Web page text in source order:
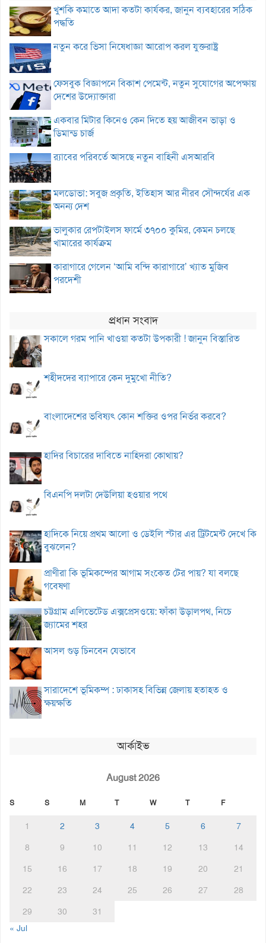
খুশকি কমাতে আদা কতটা কার্যকর, জানুন ব্যবহারের সঠিক
পদ্ধতি
নতুন করে ভিসা নিষেধাজ্ঞা আরোপ করল যুক্তরাষ্ট্র
ফেসবুক বিজ্ঞাপনে বিকাশ পেমেন্ট, নতুন সুযোগের অপেক্ষায়
দেশের উদ্যোক্তারা
একবার মিটার কিনেও কেন দিতে হয় আজীবন ভাড়া ও
ডিমান্ড চার্জ
র‌্যাবের পরিবর্তে আসছে নতুন বাহিনী এসআরবি
মলডোভা: সবুজ প্রকৃতি, ইতিহাস আর নীরব সৌন্দর্যের এক
অনন্য দেশ
ভালুকার রেপটাইলস ফার্মে ৩৭০০ কুমির, কেমন চলছে
খামারের কার্যক্রম
কারাগারে গেলেন ‘আমি বন্দি কারাগারে’ খ্যাত মুজিব
পরদেশী
প্রধান সংবাদ
সকালে গরম পানি খাওয়া কতটা উপকারী ! জানুন বিস্তারিত
শহীদদের ব্যাপারে কেন দুমুখো নীতি?
বাংলাদেশের ভবিষ্যৎ কোন শক্তির ওপর নির্ভর করবে?
হাদির বিচারের দাবিতে নাহিদরা কোথায়?
বিএনপি দলটা দেউলিয়া হওয়ার পথে
হাদিকে নিয়ে প্রথম আলো ও ডেইলি স্টার এর ট্রিটমেন্ট দেখে কি
বুঝলেন?
প্রাণীরা কি ভূমিকম্পের আগাম সংকেত টের পায়? যা বলছে
গবেষণা
চট্টগ্রাম এলিভেটেড এক্সপ্রেসওয়ে: ফাঁকা উড়ালপথ, নিচে
জ্যামের শহর
আসল গুড় চিনবেন যেভাবে
সারাদেশে ভূমিকম্প : ঢাকাসহ বিভিন্ন জেলায় হতাহত ও
ক্ষয়ক্ষতি
আর্কাইভ
August 2026
S S M T W T F
1 2 3 4 5 6
7
8
9 10 11 12 13
14
15
16 17 18 19 20
21
22
23 24 25 26 27
28
29
30
31
« Jul